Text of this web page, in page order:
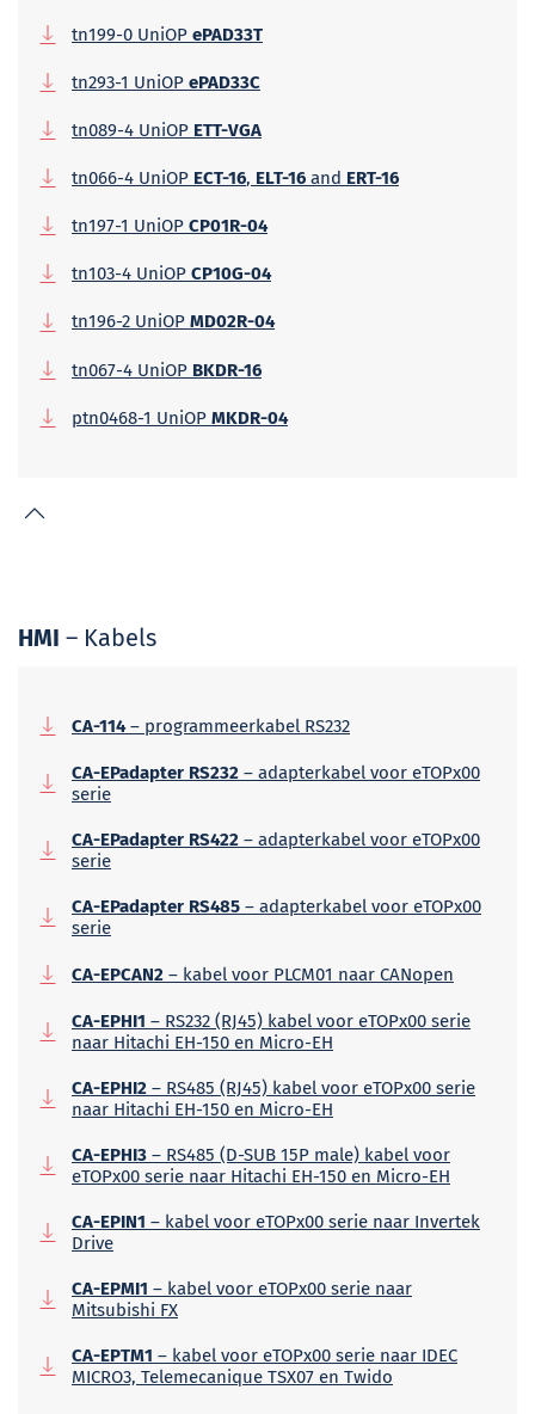
tn199-0 UniOP ePAD33T
tn293-1 UniOP ePAD33C
tn089-4 UniOP ETT-VGA
tn066-4 UniOP ECT-16, ELT-16 and ERT-16
tn197-1 UniOP CP01R-04
tn103-4 UniOP CP10G-04
tn196-2 UniOP MD02R-04
tn067-4 UniOP BKDR-16
ptn0468-1 UniOP MKDR-04
HMI – Kabels
CA-114– programmeerkabel RS232
CA-EPadapter RS232 – adapterkabel voor eTOPx00
serie
CA-EPadapter RS422 – adapterkabel voor eTOPx00
serie
CA-EPadapter RS485 – adapterkabel voor eTOPx00
serie
CA-EPCAN2 – kabel voor PLCM01 naar CANopen
CA-EPHI1 – RS232 (RJ45) kabel voor eTOPx00 serie
naar Hitachi EH-150 en Micro-EH
CA-EPHI2 – RS485 (RJ45) kabel voor eTOPx00 serie
naar Hitachi EH-150 en Micro-EH
CA-EPHI3 – RS485 (D-SUB 15P male) kabel voor
eTOPx00 serie naar Hitachi EH-150 en Micro-EH
CA-EPIN1 – kabel voor eTOPx00 serie naar Invertek
Drive
CA-EPMI1 – kabel voor eTOPx00 serie naar
Mitsubishi FX
CA-EPTM1 – kabel voor eTOPx00 serie naar IDEC
MICRO3, Telemecanique TSX07 en Twido